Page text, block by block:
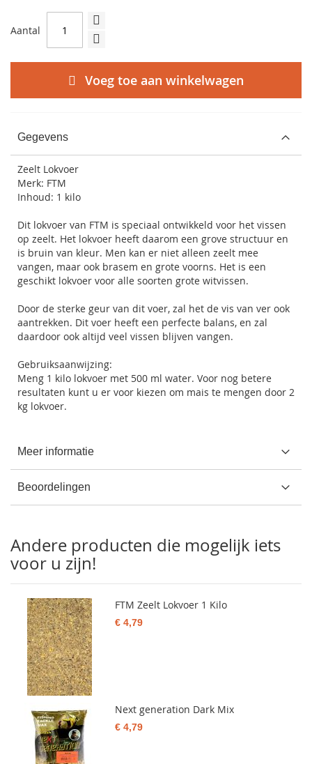
Aantal
Voeg toe aan winkelwagen
Gegevens
Zeelt Lokvoer
Merk: FTM
Inhoud: 1 kilo
Dit lokvoer van FTM is speciaal ontwikkeld voor het vissen
op zeelt. Het lokvoer heeft daarom een grove structuur en
is bruin van kleur. Men kan er niet alleen zeelt mee
vangen, maar ook brasem en grote voorns. Het is een
geschikt lokvoer voor alle soorten grote witvissen.
Door de sterke geur van dit voer, zal het de vis van ver ook
aantrekken. Dit voer heeft een perfecte balans, en zal
daardoor ook altijd veel vissen blijven vangen.
Gebruiksaanwijzing:
Meng 1 kilo lokvoer met 500 ml water. Voor nog betere
resultaten kunt u er voor kiezen om mais te mengen door 2
kg lokvoer.
Meer informatie
Beoordelingen
Andere producten die mogelijk iets
voor u zijn!
FTM Zeelt Lokvoer 1 Kilo
€ 4,79
Next generation Dark Mix
€ 4,79